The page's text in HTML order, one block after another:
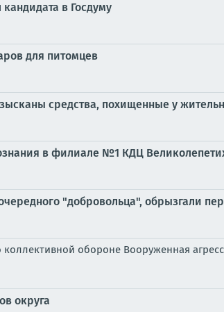
в Госдуму
для питомцев
средства, похищенные у
в филиале №1 КДЦ
"добровольца", обрызгали
обороне Вооруженная
округа